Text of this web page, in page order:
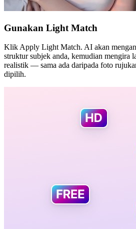
Gunakan Light Match
Klik Apply Light Match. AI akan
struktur subjek anda, kemudian mengira
realistik — sama ada daripada foto
dipilih.